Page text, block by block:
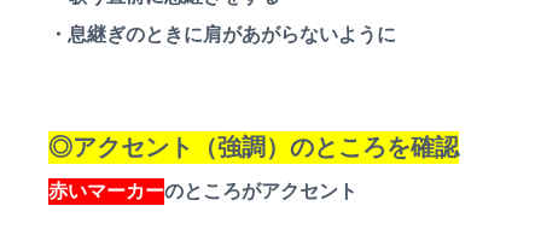
・息継ぎのときに肩があがらないように
◎アクセント（強調）のところを確認
赤いマーカーのところがアクセント